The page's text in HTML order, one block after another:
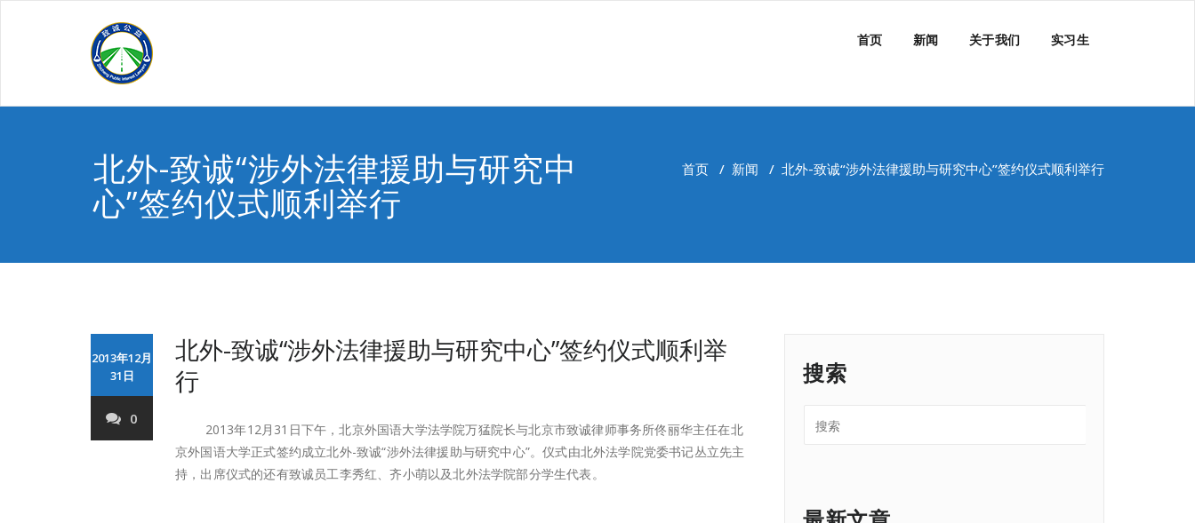
首页 新闻 关于我们 实习生
北外-致诚“涉外法律援助与研究中
心”签约仪式顺利举行
首页 / 新闻 / 北外-致诚“涉外法律援助与研究中心”签约仪式顺利举行
2013年12月
31日
0
北外-致诚“涉外法律援助与研究中心”签约仪式顺利举
行
2013年12月31日下午，北京外国语大学法学院万猛院长与北京市致诚律师事务所佟丽华主任在北
京外国语大学正式签约成立北外-致诚“涉外法律援助与研究中心”。仪式由北外法学院党委书记丛立先主
持，出席仪式的还有致诚员工李秀红、齐小萌以及北外法学院部分学生代表。
搜索